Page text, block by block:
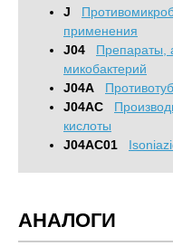
J
применения
J04
Препараты,
микобактерий
J04A
J04AC
кислоты
J04AC01
АНАЛОГИ